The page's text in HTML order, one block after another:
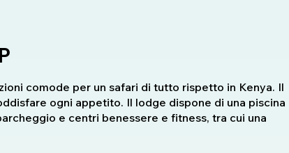
comode per un safari di tutto rispetto in Kenya. Il
ogni appetito. Il lodge dispone di una piscina
e centri benessere e fitness, tra cui una